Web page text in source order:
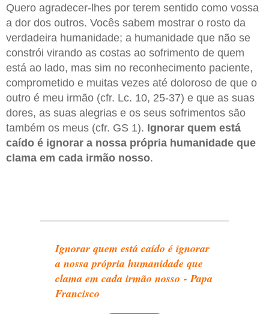
Quero agradecer-lhes por terem sentido como vossa
a dor dos outros. Vocês sabem mostrar o rosto da
verdadeira humanidade; a humanidade que não se
constrói virando as costas ao sofrimento de quem
está ao lado, mas sim no reconhecimento paciente,
comprometido e muitas vezes até doloroso de que o
outro é meu irmão (cfr. Lc. 10, 25-37) e que as suas
dores, as suas alegrias e os seus sofrimentos são
também os meus (cfr. GS 1). Ignorar quem está
caído é ignorar a nossa própria humanidade que
clama em cada irmão nosso.
Ignorar quem está caído é ignorar
a nossa própria humanidade que
clama em cada irmão nosso - Papa
Francisco